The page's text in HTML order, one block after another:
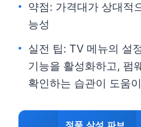
약점: 가격대가 상대적
능성
실전 팁: TV 메뉴의 설
기능을 활성화하고, 펌
확인하는 습관이 도움